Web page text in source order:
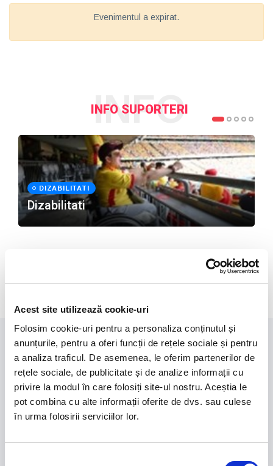
Acest site utilizează cookie-uri
Folosim cookie-uri pentru a personaliza conținutul și
anunțurile, pentru a oferi funcții de rețele sociale și pentru
a analiza traficul. De asemenea, le oferim partenerilor de
rețele sociale, de publicitate și de analize informații cu
privire la modul în care folosiți site-ul nostru. Aceștia le
pot combina cu alte informații oferite de dvs. sau culese
în urma folosirii serviciilor lor.
Evenimentul a expirat.
INFO SUPORTERI
INFO
DIZABILITATI
Dizabilitati
SPONSORI ECHIPA NAȚIONALĂ